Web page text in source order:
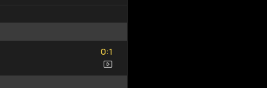
0
0:
1
1